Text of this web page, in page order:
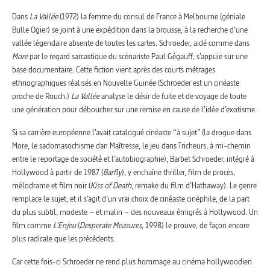
Dans La Vallée(1972) la femme du consul de France à Melbourne (géniale
Bulle Ogier) se joint à une expédition dans la brousse, à la recherche d’une
vallée légendaire absente de toutes les cartes. Schroeder, aidé comme dans
Morepar le regard sarcastique du scénariste Paul Gégauff, s’appuie sur une
base documentaire. Cette fiction vient après des courts métrages
ethnographiques réalisés en Nouvelle Guinée (Schroeder est un cinéaste
proche de Rouch.) La Valléeanalyse le désir de fuite et de voyage de toute
une génération pour déboucher sur une remise en cause de l’idée d’exotisme.
Si sa carrière européenne l’avait catalogué cinéaste “à sujet” (la drogue dans
More, le sadomasochisme dan Maîtresse, le jeu dans Tricheurs, à mi-chemin
entre le reportage de société et l’autobiographie), Barbet Schroeder, intégré à
Hollywood à partir de 1987 (Barfly), y enchaîne thriller, film de procès,
mélodrame et film noir (Kiss of Death, remake du film d’Hathaway). Le genre
remplace le sujet, et il s’agit d’un vrai choix de cinéaste cinéphile, de la part
du plus subtil, modeste – et malin – des nouveaux émigrés à Hollywood. Un
film comme L’Enjeu(Desperate Measures, 1998) le prouve, de façon encore
plus radicale que les précédents.
Car cette fois-ci Schroeder ne rend plus hommage au cinéma hollywoodien